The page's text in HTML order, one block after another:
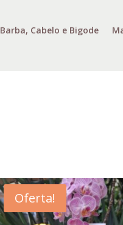
Barba, Cabelo e Bigode
Oferta!